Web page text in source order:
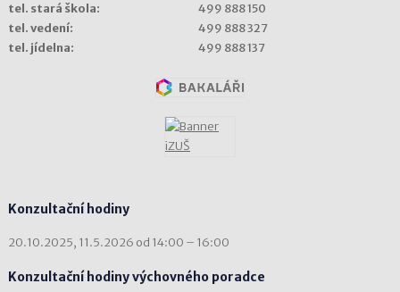
tel. stará škola:
499 888 150
tel. vedení:
499 888 327
tel. jídelna:
499 888 137
Konzultační hodiny
20.10.2025, 11.5.2026 od 14:00 – 16:00
Konzultační hodiny výchovného poradce